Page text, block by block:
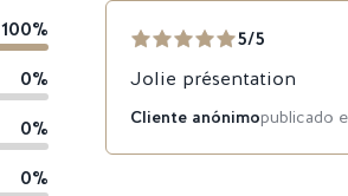
100%
0%
0%
0%
5/5
Jolie présentation
Cliente anónimopublicado